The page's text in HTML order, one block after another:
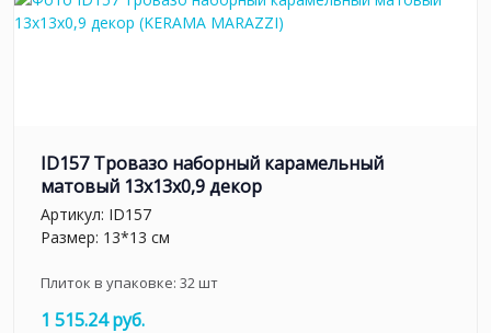
ID157 Тровазо наборный карамельный
матовый 13x13x0,9 декор
Артикул: ID157
Размер: 13*13 см
Плиток в упаковке: 32шт
1 515.24 руб.